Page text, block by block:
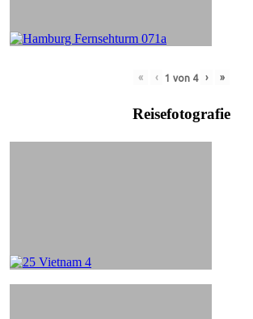
« ‹ 1 von 4 › »
Reisefotografie